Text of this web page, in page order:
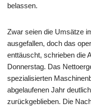
belassen.
Zwar seien die Umsätze
ausgefallen, doch das
enttäuscht, schrieben die
Donnerstag. Das
spezialisierten
abgelaufenen Jahr
zurückgeblieben. Die